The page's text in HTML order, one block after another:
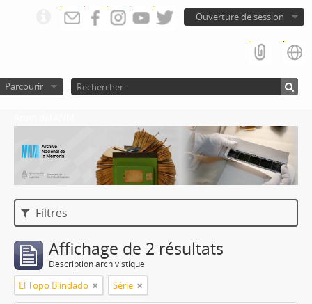
Ouverture de session
Parcourir
Filtres
Affichage de 2 résultats
Description archivistique
El Topo Blindado Série